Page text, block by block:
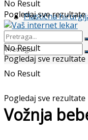
Plastična
No Result
Pogledaj sve rezultate
No Result
Pogledaj sve rezultate
No Result
Pogledaj sve rezultate
Vožnja